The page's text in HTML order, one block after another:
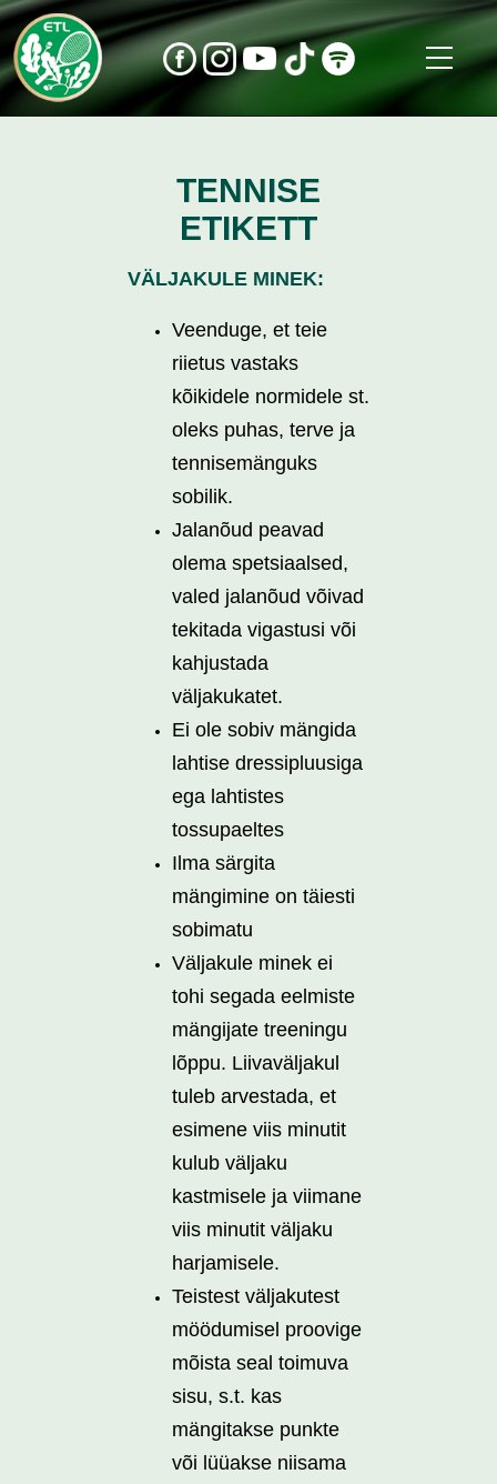
TENNISE
ETIKETT
VÄLJAKULE MINEK:
Veenduge, et teie
riietus vastaks
kõikidele normidele st.
oleks puhas, terve ja
tennisemänguks
sobilik.
Jalanõud peavad
olema spetsiaalsed,
valed jalanõud võivad
tekitada vigastusi või
kahjustada
väljakukatet.
Ei ole sobiv mängida
lahtise dressipluusiga
ega lahtistes
tossupaeltes
Ilma särgita
mängimine on täiesti
sobimatu
Väljakule minek ei
tohi segada eelmiste
mängijate treeningu
lõppu. Liivaväljakul
tuleb arvestada, et
esimene viis minutit
kulub väljaku
kastmisele ja viimane
viis minutit väljaku
harjamisele.
Teistest väljakutest
möödumisel proovige
mõista seal toimuva
sisu, s.t. kas
mängitakse punkte
või lüüakse niisama